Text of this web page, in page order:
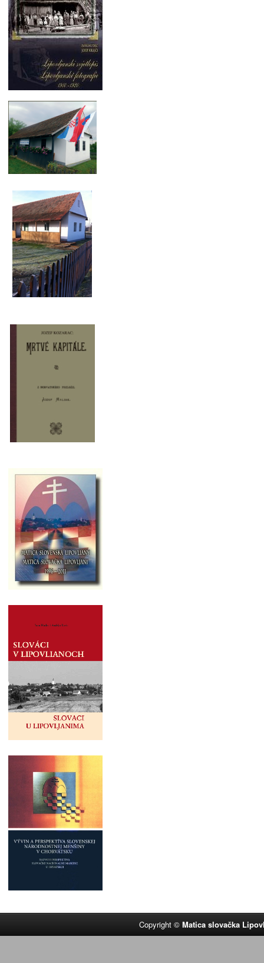
Copyright ©Matica slovačka